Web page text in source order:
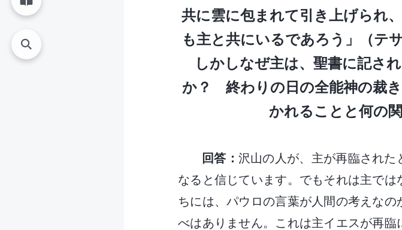
共に雲に包まれて引き上げられ
も主と共にいるであろう」（テ
しかしなぜ主は、聖書に記さ
か？ 終わりの日の全能神の裁
かれることと何の
回答： 沢山の人が、主が再臨された
なると信じています。でもそれは主で
ちには、パウロの言葉が人間の考えな
べはありません。これは主イエスが再臨